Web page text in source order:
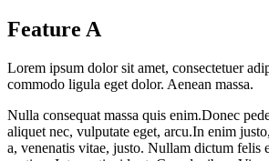
Feature A
Lorem ipsum dolor sit amet, consectetuer
commodo ligula eget dolor. Aenean massa.
Nulla consequat massa quis enim.Donec
aliquet nec, vulputate eget, arcu.In enim
a, venenatis vitae, justo. Nullam dictum felis